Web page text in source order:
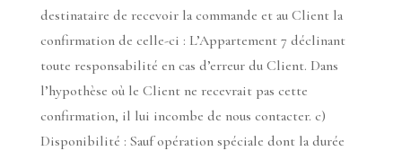
destinataire de recevoir la commande et au Client la
confirmation de celle-ci : L’Appartement 7 déclinant
toute responsabilité en cas d’erreur du Client. Dans
l’hypothèse où le Client ne recevrait pas cette
confirmation, il lui incombe de nous contacter. c)
Disponibilité : Sauf opération spéciale dont la durée